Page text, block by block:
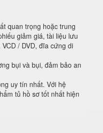
quan trọng hoặc trung
giảm giá, tài liệu lưu
/ DVD, đĩa cứng di
bụi và bụi, đảm bảo an
uy tín nhất. Với hệ
tủ hồ sơ tốt nhất hiện